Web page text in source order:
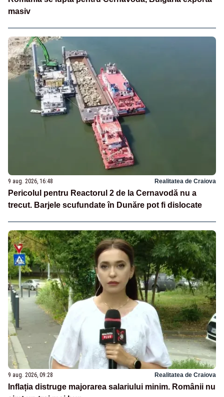
masiv
9 aug. 2026, 16:48 Realitatea de Craiova
Pericolul pentru Reactorul 2 de la Cernavodă nu a
trecut. Barjele scufundate în Dunăre pot fi dislocate
9 aug. 2026, 09:28 Realitatea de Craiova
Inflația distruge majorarea salariului minim. Românii nu